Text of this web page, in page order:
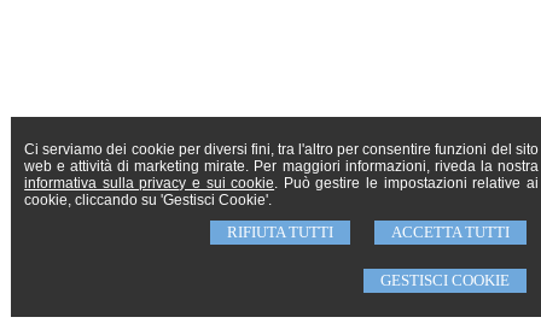
Ci serviamo dei cookie per diversi fini, tra l'altro per consentire funzioni del sito
web e attività di marketing mirate. Per maggiori informazioni, riveda la nostra
informativa sulla privacy e sui cookie. Può gestire le impostazioni relative ai
cookie, cliccando su 'Gestisci Cookie'.
ACCETTA TUTTI
RIFIUTA TUTTI
GESTISCI COOKIE